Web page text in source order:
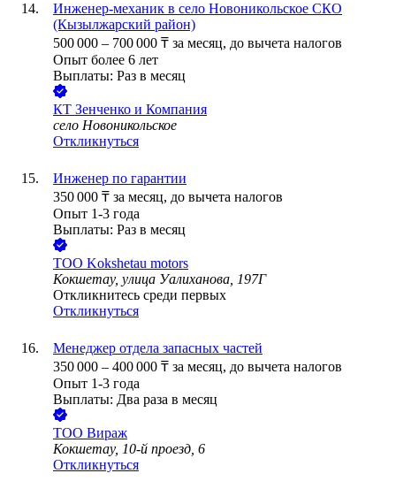
Инженер-механик в село Новоникольское СКО
(Кызылжарский район)
500 000 – 700 000 ₸ за месяц, до вычета налогов
Опыт более 6 лет
Выплаты: Раз в месяц
КТ Зенченко и Компания
село Новоникольское
Откликнуться
Инженер по гарантии
350 000 ₸ за месяц, до вычета налогов
Опыт 1-3 года
Выплаты: Раз в месяц
ТОО Kokshetau motors
Кокшетау, улица Уалиханова, 197Г
Откликнитесь среди первых
Откликнуться
Менеджер отдела запасных частей
350 000 – 400 000 ₸ за месяц, до вычета налогов
Опыт 1-3 года
Выплаты: Два раза в месяц
ТОО Вираж
Кокшетау, 10-й проезд, 6
Откликнуться